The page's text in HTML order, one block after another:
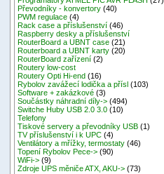
Převodníky - konvertory (40)
PWM regulace (4)
Rack case a příslušenství (46)
Raspberry desky a příslušenství
RouterBoard a UBNT case (21)
Routerboard a UBNT karty (20)
RouterBoard zařízení (2)
Routery low-cost
Routery Opti Hi-end (16)
Rybolov zavážecí lodička a přísl (103)
Software + zakázkové (3)
Součástky náhradní díly-> (494)
Switche Huby USB 2.0 3.0 (10)
Telefony
Tiskové servery a převodníky USB (1)
TV příslušenství i k UPC (4)
Ventilátory a mřížky, termostaty (46)
Topení Rybolov Pece-> (90)
WiFi-> (9)
Zdroje UPS měniče ATX, AKU-> (73)